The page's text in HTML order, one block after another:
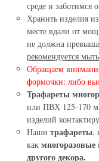
среде и заботимся
Хранить изделия
месте вдали от
не должна
рекомендуется
Обращаем
формочки: либо
Трафареты
или ПВХ 125-170
изделий
Наши трафареты,
как
другого декора.